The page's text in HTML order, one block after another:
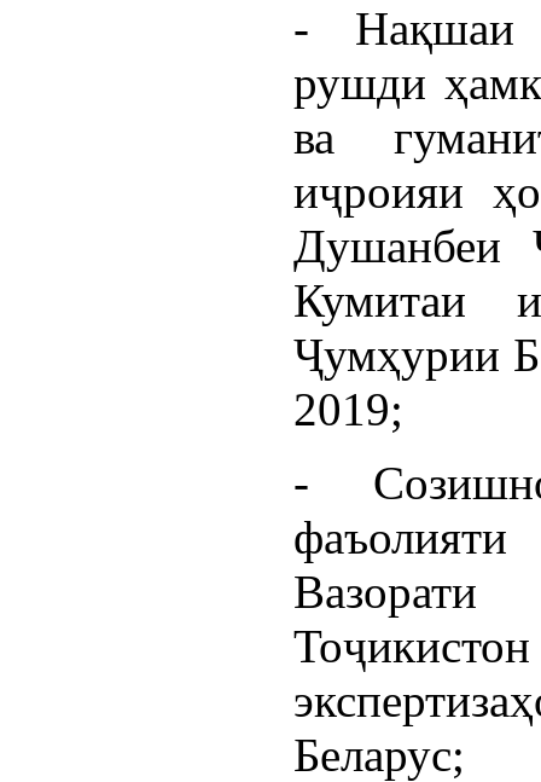
- Нақшаи
рушди
ва
иҷроияи
Душанбеи
Кумитаи
Ҷумҳурии
2019;
-
Беларус;